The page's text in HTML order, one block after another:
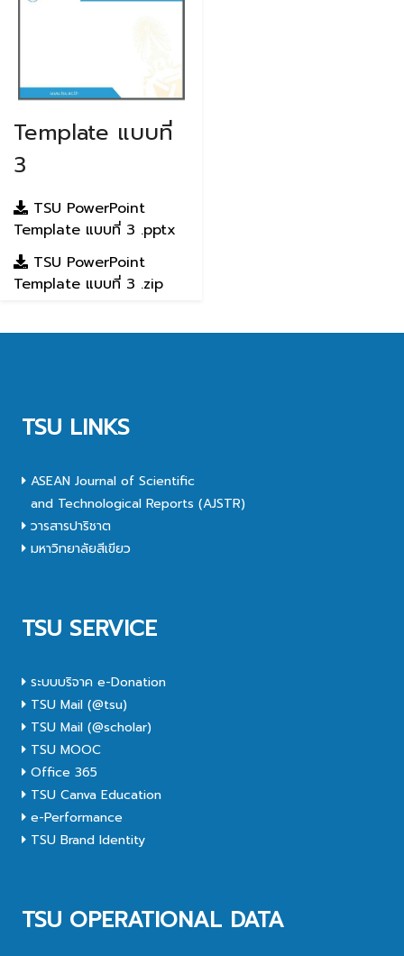
Template แบบที่
3
TSU PowerPoint
Template แบบที่ 3 .pptx
TSU PowerPoint
Template แบบที่ 3 .zip
TSU LINKS
ASEAN Journal of Scientific
and Technological Reports (AJSTR)
วารสารปาริชาต
มหาวิทยาลัยสีเขียว
TSU SERVICE
ระบบบริจาค e-Donation
TSU Mail (@tsu)
TSU Mail (@scholar)
TSU MOOC
Office 365
TSU Canva Education
e-Performance
TSU Brand Identity
TSU OPERATIONAL DATA